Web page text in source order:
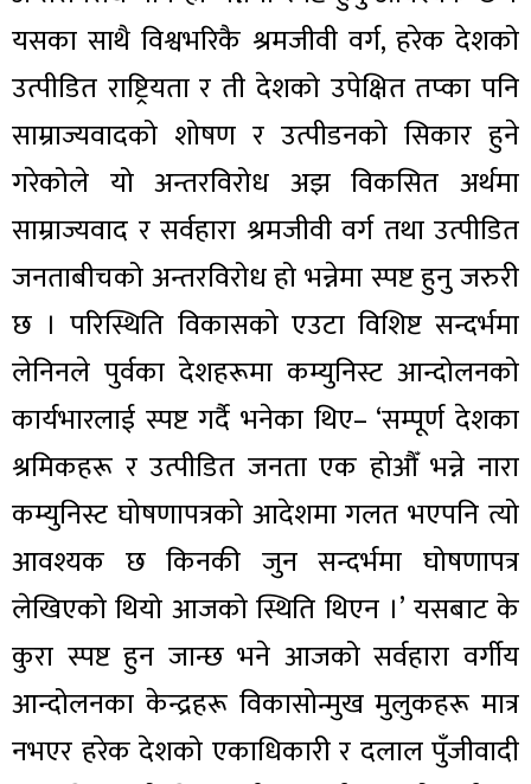
यसका साथै विश्वभरिकै श्रमजीवी वर्ग, हरेक देशको
उत्पीडित राष्ट्रियता र ती देशको उपेक्षित तप्का पनि
साम्राज्यवादको शोषण र उत्पीडनको सिकार हुने
गरेकोले यो अन्तरविरोध अझ विकसित अर्थमा
साम्राज्यवाद र सर्वहारा श्रमजीवी वर्ग तथा उत्पीडित
जनताबीचको अन्तरविरोध हो भन्नेमा स्पष्ट हुनु जरुरी
छ । परिस्थिति विकासको एउटा विशिष्ट सन्दर्भमा
लेनिनले पुर्वका देशहरूमा कम्युनिस्ट आन्दोलनको
कार्यभारलाई स्पष्ट गर्दै भनेका थिए– ‘सम्पूर्ण देशका
श्रमिकहरू र उत्पीडित जनता एक होऔँ भन्ने नारा
कम्युनिस्ट घोषणापत्रको आदेशमा गलत भएपनि त्यो
आवश्यक छ किनकी जुन सन्दर्भमा घोषणापत्र
लेखिएको थियो आजको स्थिति थिएन ।’ यसबाट के
कुरा स्पष्ट हुन जान्छ भने आजको सर्वहारा वर्गीय
आन्दोलनका केन्द्रहरू विकासोन्मुख मुलुकहरू मात्र
नभएर हरेक देशको एकाधिकारी र दलाल पुँजीवादी